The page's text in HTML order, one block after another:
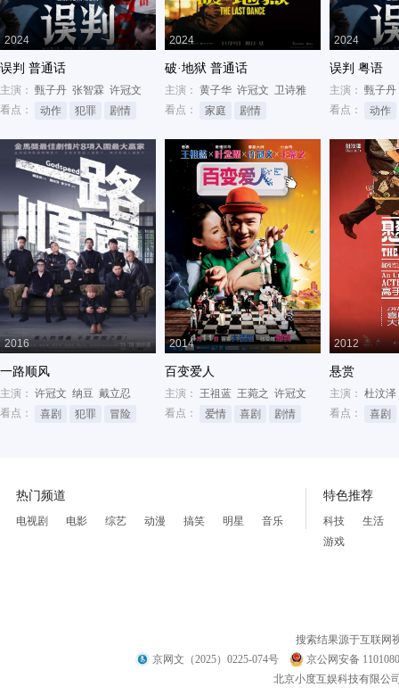
2024
误判 普通话
主演： 甄子丹 张智霖 许冠文
看点：
动作 犯罪 剧情
2024
破·地狱 普通话
主演： 黄子华 许冠文 卫诗雅
看点：
家庭 剧情
2024
误判 粤语
主演： 甄子丹
看点：
动作
2016
一路顺风
主演： 许冠文 纳豆 戴立忍
看点：
喜剧 犯罪 冒险
2014
百变爱人
主演： 王祖蓝 王菀之 许冠文
看点：
爱情 喜剧 剧情
2012
悬赏
主演： 杜汶泽
看点：
喜剧
热门频道
电视剧 电影 综艺 动漫 搞笑 明星 音乐
特色推荐
科技
生活
游戏
搜索结果源于互联网
京网文（2025）0225-074号
京公网安备
北京小度互娱科技有限公